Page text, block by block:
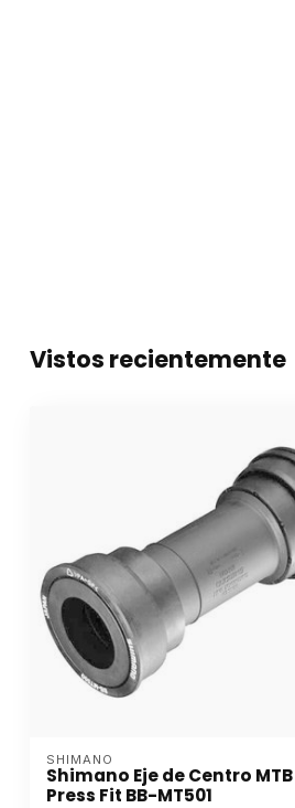
Vistos recientemente
SHIMANO
Shimano Eje de Centro MTB
Press Fit BB-MT501